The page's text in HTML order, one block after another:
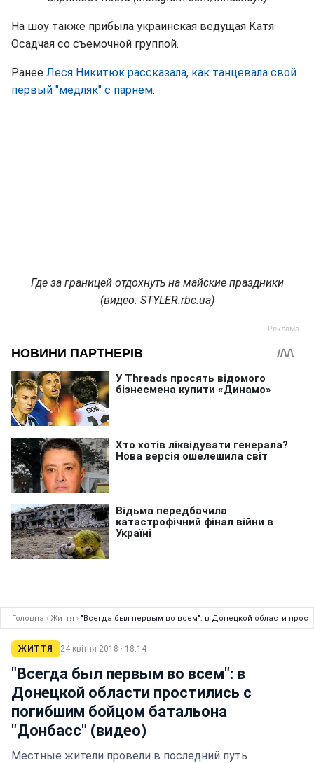
На шоу также прибыла украинская ведущая Катя
Осадчая со съемочной группой.
Ранее Леся Никитюк рассказала, как танцевала свой
первый "медляк" с парнем.
Где за границей отдохнуть на майские праздники
(видео: STYLER.rbc.ua)
Головна › Життя › "Всегда был первым во всем": в Донецкой области
ЖИТТЯ 24 квітня 2018 · 18:14
"Всегда был первым во всем": в
Донецкой области простились с
погибшим бойцом батальона
"Донбасс" (видео)
Местные жители провели в последний путь